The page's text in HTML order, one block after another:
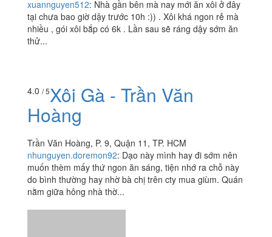
90 Nguyễn Thị Nhỏ, P. 15, Quận Tân Bình, TP. HCM
xuannguyen512
tại chưa bao giờ dậy trước 10h :)) . Xôi khá ngon rẻ mà
thử...
4.0/ 5Xôi Gà - Trần Văn